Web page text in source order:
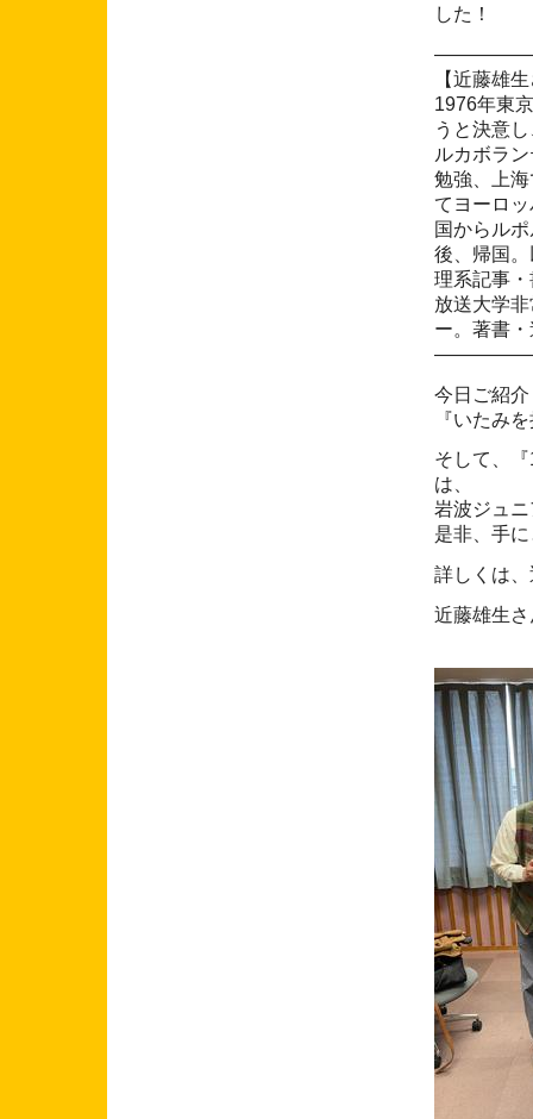
した！
【近藤雄
1976年東
うと決意
ルカボラ
勉強、上
てヨーロ
国からル
後、帰国
理系記事
放送大学
ー。著書
今日ご紹
『いたみ
そして、
は、
岩波ジュ
是非、手
詳しくは
近藤雄生